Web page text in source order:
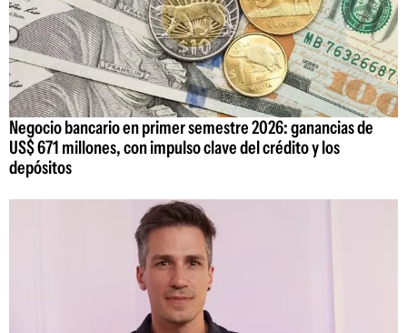
Negocio bancario en primer semestre 2026: ganancias de
US$ 671 millones, con impulso clave del crédito y los
depósitos